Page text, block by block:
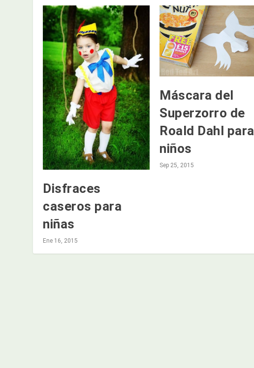
Disfraces
caseros para
niñas
Ene 16, 2015
Máscara del
Superzorro de
Roald Dahl para
niños
Sep 25, 2015